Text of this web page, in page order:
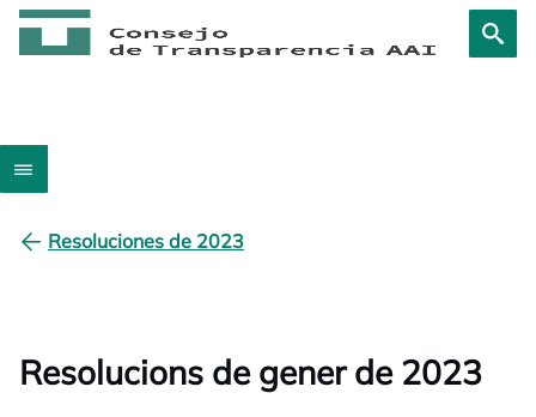
Resoluciones de 2023
Resolucions de gener de 2023